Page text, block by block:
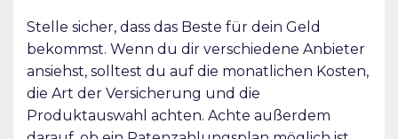
Stelle sicher, dass das Beste für dein Geld
bekommst. Wenn du dir verschiedene Anbieter
ansiehst, solltest du auf die monatlichen Kosten,
die Art der Versicherung und die
Produktauswahl achten. Achte außerdem